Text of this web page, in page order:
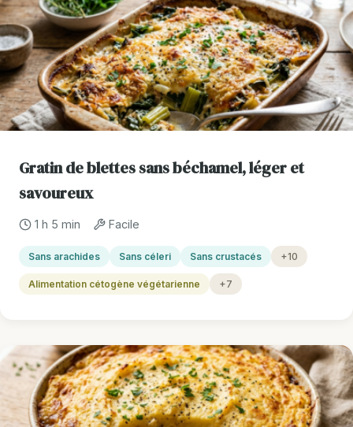
Gratin de blettes sans béchamel, léger et
savoureux
1 h 5 min Facile
Sans arachides Sans céleri Sans crustacés +10
Alimentation cétogène végétarienne +7